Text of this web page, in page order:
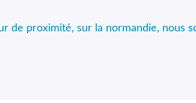
de proximité, sur la normandie, nous